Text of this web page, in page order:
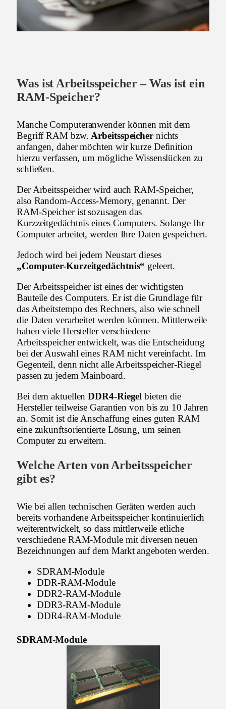
Was ist Arbeitsspeicher – Was ist ein
RAM-Speicher?
Manche Computeranwender können mit dem
Begriff RAM bzw. Arbeitsspeichernichts
anfangen, daher möchten wir kurze Definition
hierzu verfassen, um mögliche Wissenslücken zu
schließen.
Der Arbeitsspeicher wird auch RAM-Speicher,
also Random-Access-Memory, genannt. Der
RAM-Speicher ist sozusagen das
Kurzzeitgedächtnis eines Computers. Solange Ihr
Computer arbeitet, werden Ihre Daten gespeichert.
Jedoch wird bei jedem Neustart dieses
„Computer-Kurzeitgedächtnis“ geleert.
Der Arbeitsspeicher ist eines der wichtigsten
Bauteile des Computers. Er ist die Grundlage für
das Arbeitstempo des Rechners, also wie schnell
die Daten verarbeitet werden können. Mittlerweile
haben viele Hersteller verschiedene
Arbeitsspeicher entwickelt, was die Entscheidung
bei der Auswahl eines RAM nicht vereinfacht. Im
Gegenteil, denn nicht alle Arbeitsspeicher-Riegel
passen zu jedem Mainboard.
Bei dem aktuellen DDR4-Riegel bieten die
Hersteller teilweise Garantien von bis zu 10 Jahren
an. Somit ist die Anschaffung eines guten RAM
eine zukunftsorientierte Lösung, um seinen
Computer zu erweitern.
Welche Arten von Arbeitsspeicher
gibt es?
Wie bei allen technischen Geräten werden auch
bereits vorhandene Arbeitsspeicher kontinuierlich
weiterentwickelt, so dass mittlerweile etliche
verschiedene RAM-Module mit diversen neuen
Bezeichnungen auf dem Markt angeboten werden.
SDRAM-Module
DDR-RAM-Module
DDR2-RAM-Module
DDR3-RAM-Module
DDR4-RAM-Module
SDRAM-Module